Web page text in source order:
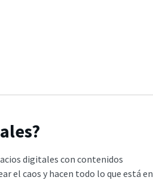
digitales con contenidos
el caos y hacen todo lo que está en